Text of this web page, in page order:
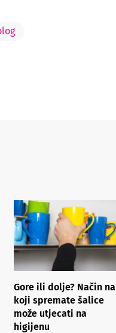
Gore ili dolje? Način na
koji spremate šalice
može utjecati na
higijenu